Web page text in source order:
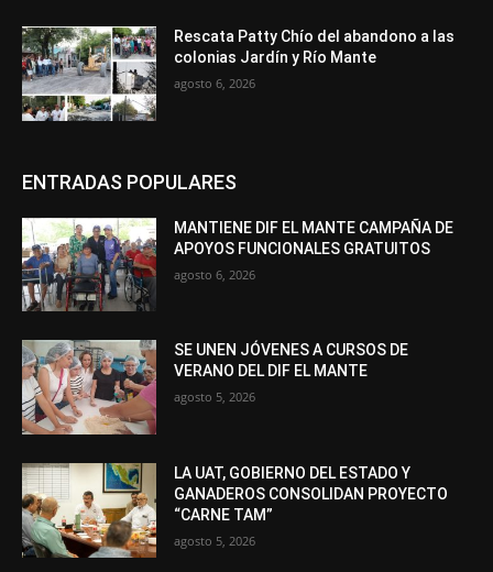
Rescata Patty Chío del abandono a las
colonias Jardín y Río Mante
agosto 6, 2026
ENTRADAS POPULARES
MANTIENE DIF EL MANTE CAMPAÑA DE
APOYOS FUNCIONALES GRATUITOS
agosto 6, 2026
SE UNEN JÓVENES A CURSOS DE
VERANO DEL DIF EL MANTE
agosto 5, 2026
LA UAT, GOBIERNO DEL ESTADO Y
GANADEROS CONSOLIDAN PROYECTO
“CARNE TAM”
agosto 5, 2026